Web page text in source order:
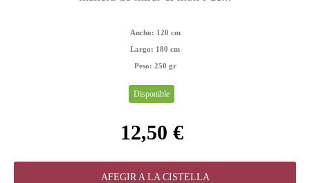
Ancho: 120 cm
Largo: 180 cm
Peso: 250 gr
Disponible
12,50 €
AFEGIR A LA CISTELLA